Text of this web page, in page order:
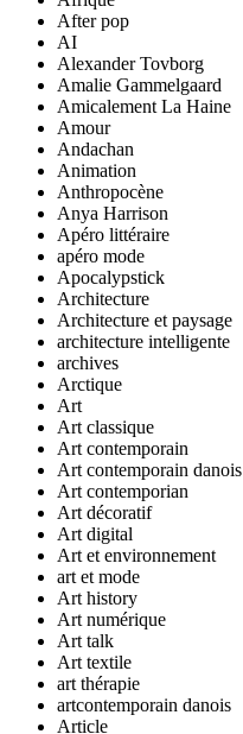
After pop
AI
Alexander Tovborg
Amalie Gammelgaard
Amicalement La Haine
Amour
Andachan
Animation
Anthropocène
Anya Harrison
Apéro littéraire
apéro mode
Apocalypstick
Architecture
Architecture et paysage
architecture intelligente
archives
Arctique
Art
Art classique
Art contemporain
Art contemporain danois
Art contemporian
Art décoratif
Art digital
Art et environnement
art et mode
Art history
Art numérique
Art talk
Art textile
art thérapie
artcontemporain danois
Article